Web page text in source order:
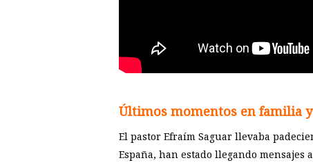
Últimos momentos en familia
El pastor Efraím Saguar llevaba
España, han estado llegando